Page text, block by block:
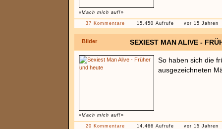
«Mach mich auf!»
37 Kommentare 15.450 Aufrufe vor 15 Jahren
Bilder SEXIEST MAN ALIVE -
«Mach mich auf!»
So haben sich die
ausgezeichneten
20 Kommentare 14.466 Aufrufe vor 15 Jahren